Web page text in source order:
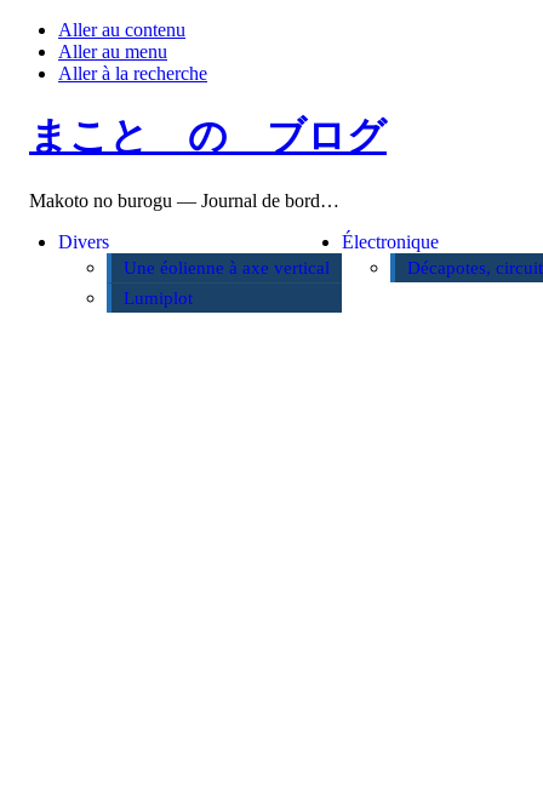
Aller au contenu
Aller au menu
Aller à la recherche
まこと の ブログ
Makoto no burogu — Journal de bord…
Divers
Une éolienne à axe vertical
Lumiplot
Électronique
Décapotes,